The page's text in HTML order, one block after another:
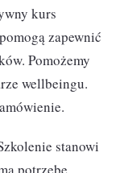
kurs
zapewnić
Pomożemy
wellbeingu.
stanowi